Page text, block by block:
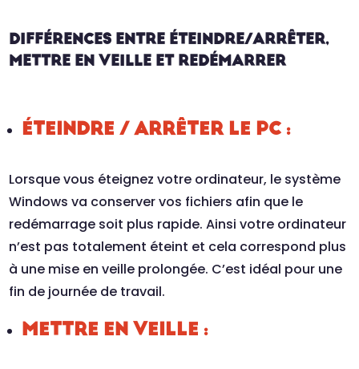
DIFFÉRENCES ENTRE ÉTEINDRE/ARRÊTER,
METTRE EN VEILLE ET REDÉMARRER
ÉTEINDRE / ARRÊTER LE PC :
Lorsque vous éteignez votre ordinateur, le système
Windows va conserver vos fichiers afin que le
redémarrage soit plus rapide. Ainsi votre ordinateur
n’est pas totalement éteint et cela correspond plus
à une mise en veille prolongée. C’est idéal pour une
fin de journée de travail.
METTRE EN VEILLE :